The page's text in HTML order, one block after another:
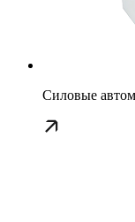
Силовые